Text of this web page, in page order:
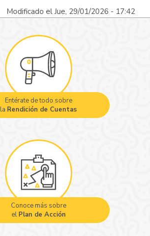
Modificado el Jue, 29/01/2026 - 17:42
Entérate de todo sobre
la Rendición de Cuentas
Conoce más sobre
el Plan de Acción